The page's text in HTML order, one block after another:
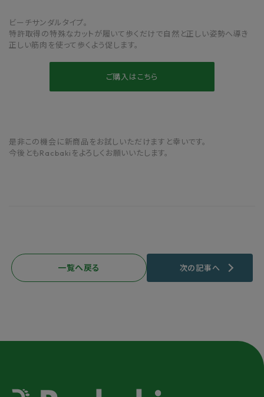
ビーチサンダルタイプ。
特許取得の特殊なカットが履いて歩くだけで自然と正しい姿勢へ導き
正しい筋肉を使って歩くよう促します。
ご購入はこちら
是非この機会に新商品をお試しいただけますと幸いです。
今後ともRacbakiをよろしくお願いいたします。
一覧へ戻る 次の記事へ